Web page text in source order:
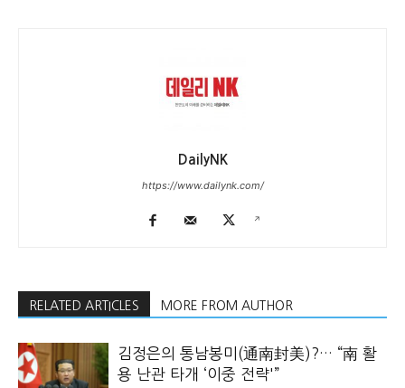
DailyNK
https://www.dailynk.com/
RELATED ARTICLES MORE FROM AUTHOR
김정은의 통남봉미(通南封美)?… “南 활
용 난관 타개 ‘이중 전략'”